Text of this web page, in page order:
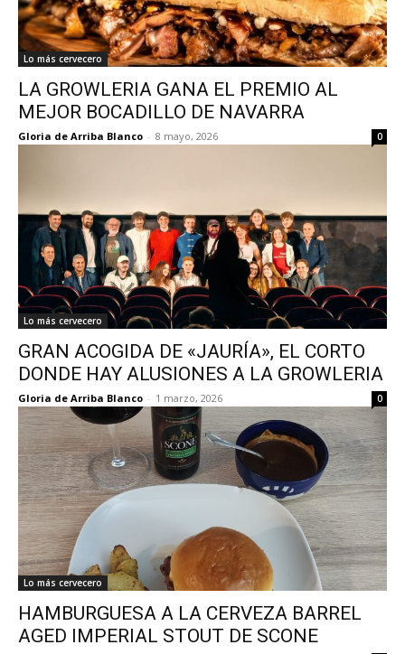
Lo más cervecero
LA GROWLERIA GANA EL PREMIO AL
MEJOR BOCADILLO DE NAVARRA
Gloria de Arriba Blanco - 8 mayo, 2026 0
Lo más cervecero
GRAN ACOGIDA DE «JAURÍA», EL CORTO
DONDE HAY ALUSIONES A LA GROWLERIA
Gloria de Arriba Blanco - 1 marzo, 2026 0
Lo más cervecero
HAMBURGUESA A LA CERVEZA BARREL
AGED IMPERIAL STOUT DE SCONE